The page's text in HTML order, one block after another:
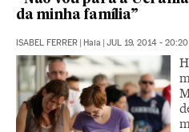
da minha família”
ISABEL FERRER | Haia | JUL 19, 2014 - 20:20